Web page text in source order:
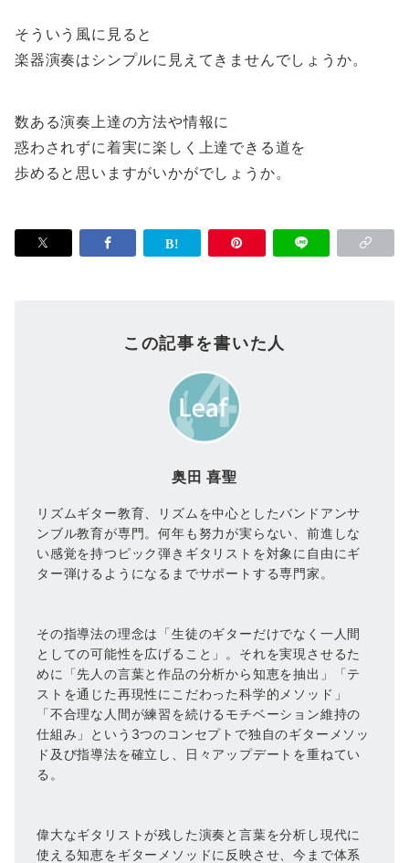
そういう風に見ると
楽器演奏はシンプルに見えてきませんでしょうか。
数ある演奏上達の方法や情報に
惑わされずに着実に楽しく上達できる道を
歩めると思いますがいかがでしょうか。
この記事を書いた人
奥田 喜聖
リズムギター教育、リズムを中心としたバンドアンサ
ンブル教育が専門。何年も努力が実らない、前進しな
い感覚を持つピック弾きギタリストを対象に自由にギ
ター弾けるようになるまでサポートする専門家。
その指導法の理念は「生徒のギターだけでなく一人間
としての可能性を広げること」。それを実現させるた
めに「先人の言葉と作品の分析から知恵を抽出」「テ
ストを通じた再現性にこだわった科学的メソッド」
「不合理な人間が練習を続けるモチベーション維持の
仕組み」という3つのコンセプトで独自のギターメソッ
ド及び指導法を確立し、日々アップデートを重ねてい
る。
偉大なギタリストが残した演奏と言葉を分析し現代に
使える知恵をギターメソッドに反映させ、今まで体系